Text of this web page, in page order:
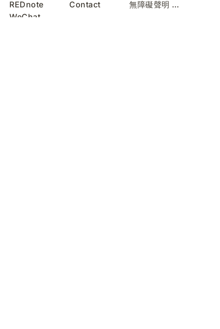
REDnote
WeChat
Contact
無障礙聲明 Accessibility Statement